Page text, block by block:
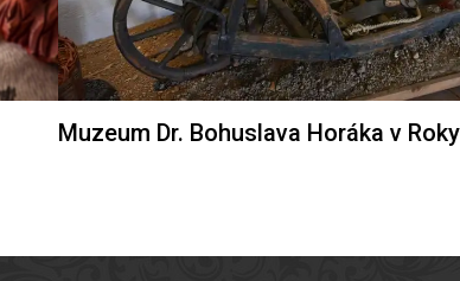
Muzeum Dr. Bohuslava Horáka v